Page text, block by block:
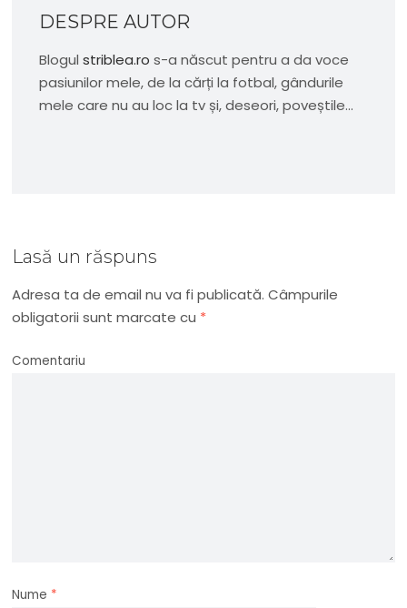
DESPRE AUTOR
Blogulstriblea.ro s-a născut pentru a da voce
pasiunilor mele, de la cărți la fotbal, gândurile
mele care nu au loc la tv și, deseori, poveștile...
Lasă un răspuns
Adresa ta de email nu va fi publicată. Câmpurile
obligatorii sunt marcate cu *
Comentariu
Nume *